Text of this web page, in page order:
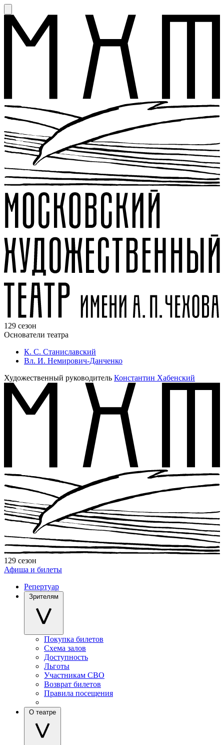
129 сезон
Основатели театра
К. С. Станиславский
Вл. И. Немирович-Данченко
Художественный руководитель Константин Хабенский
129 сезон
Афиша и билеты
Репертуар
Зрителям
Покупка билетов
Схема залов
Доступность
Льготы
Участникам СВО
Возврат билетов
Правила посещения
О театре